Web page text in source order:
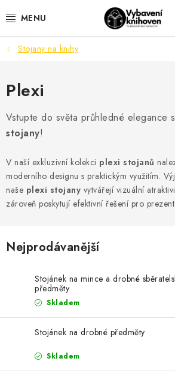
na
VYBAVENÍ KNIHOVEN
KANCELÁŘSKÉ POTŘEBY
DŮM A DOMÁCÍ POTŘEBY
MOBILIÁŘ
AKTUALITY
Aktuality Odstoupení od smlouvy
Podmínky vrácení peněz
Nepřebraná
Stojany na knihy
Plexi
Vstupte do světa průhledné elegance
stojany!
V naší exkluzivní kolekci plexi stojanů
moderního designu s praktickým využitím.
naše plexi stojany vytvářejí vizuální
zároveň poskytují efektivní řešení pro
Nejprodávanější
Stojánek na mince a drobné
předměty
Skladem
Stojánek na drobné předměty
Skladem